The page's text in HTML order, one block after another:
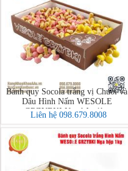
Bánh quy Socola trắng vị Chuối và
Dâu Hình Nấm WESOLE
GRZYBKI Nga hộp 1kg
Liên hệ 098.679.8008